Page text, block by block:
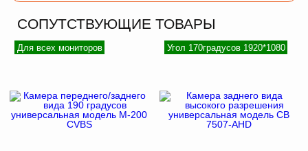
СОПУТСТВУЮЩИЕ ТОВАРЫ
Для всех мониторов Угол 170градусов 1920*1080